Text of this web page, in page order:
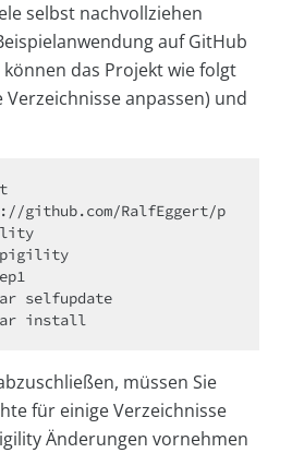
selbst nachvollziehen
auf GitHub
das Projekt wie folgt
anpassen) und
github.com/RalfEggert/p
selfupdate
install
müssen Sie
für einige Verzeichnisse
Änderungen vornehmen